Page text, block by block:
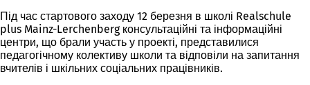
Під час стартового заходу 12 березня в школі Realschule
plus Mainz-Lerchenberg консультаційні та інформаційні
центри, що брали участь у проекті, представилися
педагогічному колективу школи та відповіли на запитання
вчителів і шкільних соціальних працівників.